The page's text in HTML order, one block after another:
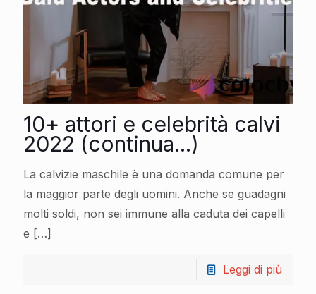
10+ attori e celebrità calvi
2022 (continua...)
La calvizie maschile è una domanda comune per
la maggior parte degli uomini. Anche se guadagni
molti soldi, non sei immune alla caduta dei capelli
e […]
Leggi di più